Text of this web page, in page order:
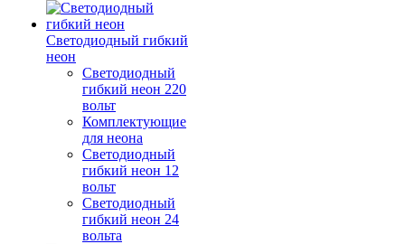
Светодиодный гибкий
неон
Светодиодный
гибкий неон 220
вольт
Комплектующие
для неона
Светодиодный
гибкий неон 12
вольт
Светодиодный
гибкий неон 24
вольта